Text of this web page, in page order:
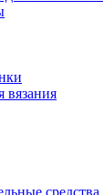
вязания
средства